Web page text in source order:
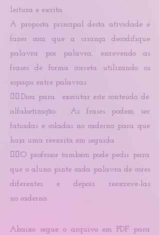
leitura e escrita.
A proposta principal desta atividade é
fazer com que a criança decodifique
palavra por palavra, escrevendo as
frases de forma correta utilizando os
espaços entre palavras.
👉🏻Dica para executar este conteúdo de
alfabetização: As frases podem ser
fatiadas e coladas no caderno para que
haja uma reescrita em seguida.
👉🏻O professor também pode pedir para
que o aluno pinte cada palavra de cores
diferentes e depois reescreve-las
no caderno.
Abaixo segue o arquivo em PDF para